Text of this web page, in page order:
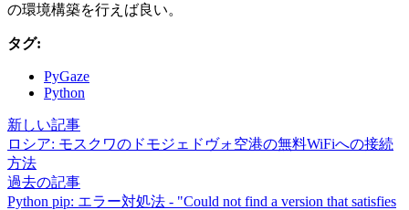
の環境構築を行えば良い。
タグ:
PyGaze
Python
新しい記事
ロシア: モスクワのドモジェドヴォ空港の無料WiFiへの接続
方法
過去の記事
Python pip: エラー対処法 - "Could not find a version that satisfies